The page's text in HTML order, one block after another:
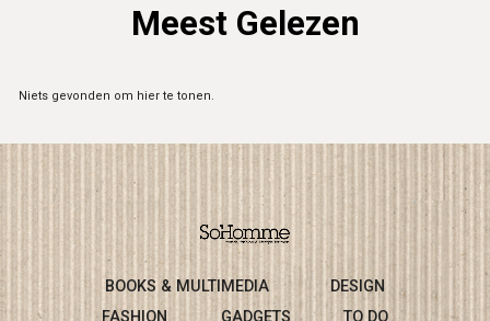
Meest Gelezen
Niets gevonden om hier te tonen.
BOOKS & MULTIMEDIA
DESIGN
FASHION
GADGETS TO DO